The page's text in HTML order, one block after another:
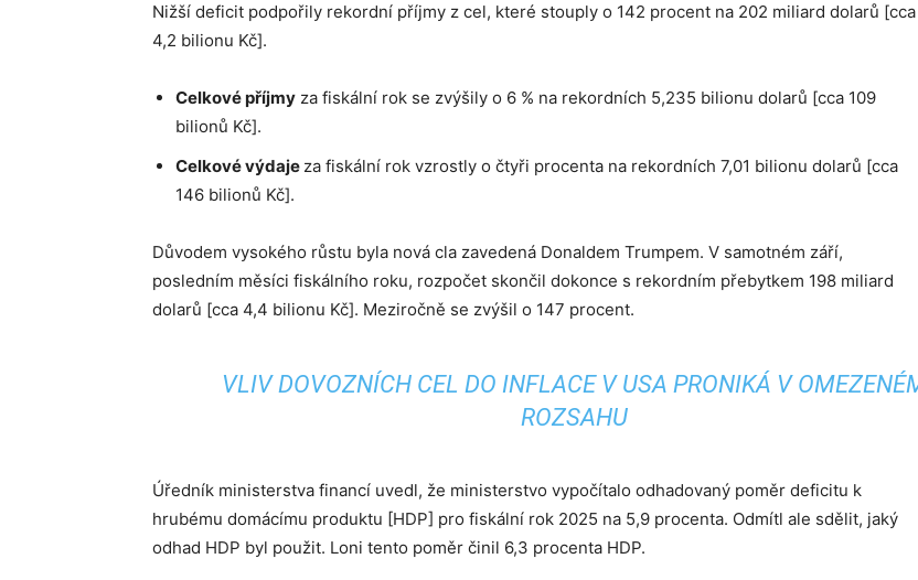
Nižší deficit podpořily rekordní příjmy z cel, které stouply o 142 procent na 202 miliard dolarů [cca
4,2 bilionu Kč].
Celkové příjmy za fiskální rok se zvýšily o 6 % na rekordních 5,235 bilionu dolarů [cca 109
bilionů Kč].
Celkové výdaje za fiskální rok vzrostly o čtyři procenta na rekordních 7,01 bilionu dolarů [cca
146 bilionů Kč].
Důvodem vysokého růstu byla nová cla zavedená Donaldem Trumpem. V samotném září,
posledním měsíci fiskálního roku, rozpočet skončil dokonce s rekordním přebytkem 198 miliard
dolarů [cca 4,4 bilionu Kč]. Meziročně se zvýšil o 147 procent.
VLIV DOVOZNÍCH CEL DO INFLACE V USA PRONIKÁ V
ROZSAHU
Úředník ministerstva financí uvedl, že ministerstvo vypočítalo odhadovaný poměr deficitu k
hrubému domácímu produktu [HDP] pro fiskální rok 2025 na 5,9 procenta. Odmítl ale sdělit, jaký
odhad HDP byl použit. Loni tento poměr činil 6,3 procenta HDP.